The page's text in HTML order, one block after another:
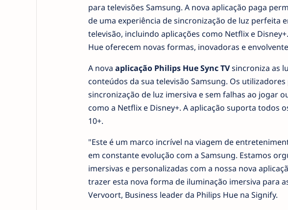
para televisões Samsung. A nova aplicação paga
de uma experiência de sincronização de luz perfeita
televisão, incluindo aplicações como Netflix e
Hue oferecem novas formas, inovadoras e
A nova aplicação Philips Hue Sync TVsincroniza as
conteúdos da sua televisão Samsung. Os
sincronização de luz imersiva e sem falhas ao jogar
como a Netflix e Disney+. A aplicação suporta todos
10+.
"Este é um marco incrível na viagem de
em constante evolução com a Samsung. Estamos
imersivas e personalizadas com a nossa nova
trazer esta nova forma de iluminação imersiva para
Vervoort, Business leader da Philips Hue na Signify.